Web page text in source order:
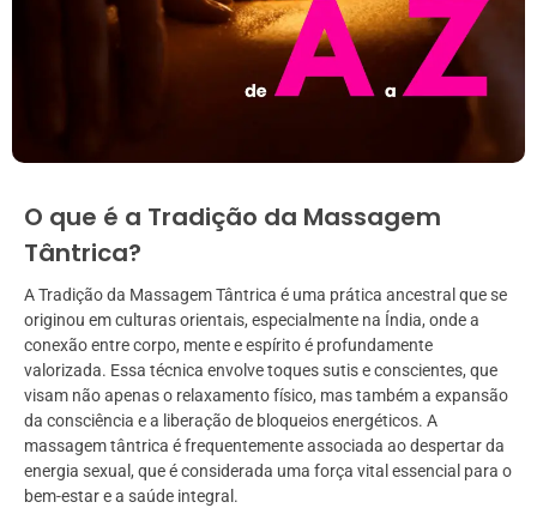
O que é a Tradição da Massagem
Tântrica?
A Tradição da Massagem Tântrica é uma prática ancestral que se
originou em culturas orientais, especialmente na Índia, onde a
conexão entre corpo, mente e espírito é profundamente
valorizada. Essa técnica envolve toques sutis e conscientes, que
visam não apenas o relaxamento físico, mas também a expansão
da consciência e a liberação de bloqueios energéticos. A
massagem tântrica é frequentemente associada ao despertar da
energia sexual, que é considerada uma força vital essencial para o
bem-estar e a saúde integral.